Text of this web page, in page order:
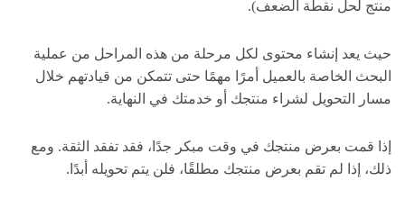
منتج لحل نقطة الضعف).
حيث يعد إنشاء محتوى لكل مرحلة من هذه المراحل من عملية
البحث الخاصة بالعميل أمرًا مهمًا حتى تتمكن من قيادتهم خلال
مسار التحويل لشراء منتجك أو خدمتك في النهاية.
إذا قمت بعرض منتجك في وقت مبكر جدًا، فقد تفقد الثقة. ومع
ذلك، إذا لم تقم بعرض منتجك مطلقًا، فلن يتم تحويله أبدًا.